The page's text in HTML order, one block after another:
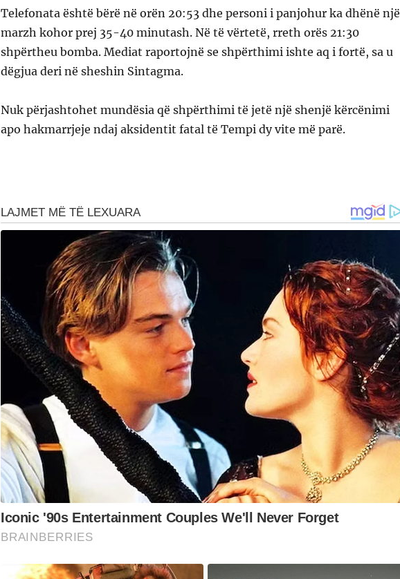
Telefonata është bërë në orën 20:53 dhe personi i panjohur ka dhënë një
marzh kohor prej 35-40 minutash. Në të vërtetë, rreth orës 21:30
shpërtheu bomba. Mediat raportojnë se shpërthimi ishte aq i fortë, sa u
dëgjua deri në sheshin Sintagma.
Nuk përjashtohet mundësia që shpërthimi të jetë një shenjë kërcënimi
apo hakmarrjeje ndaj aksidentit fatal të Tempi dy vite më parë.